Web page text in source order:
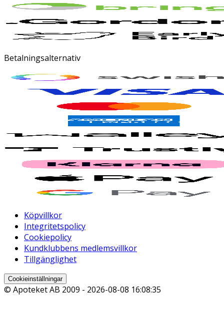
Betalningsalternativ
Köpvillkor
Integritetspolicy
Cookiepolicy
Kundklubbens medlemsvillkor
Tillgänglighet
Cookieinställningar
© Apoteket AB 2009 - 2026-08-08 16:08:35